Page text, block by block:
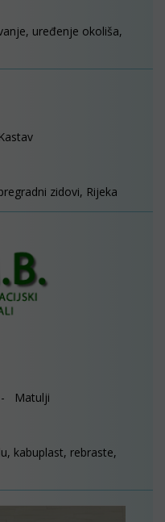
uređenje okoliša,
zidovi, Rijeka
- Matulji
kabuplast, rebraste,